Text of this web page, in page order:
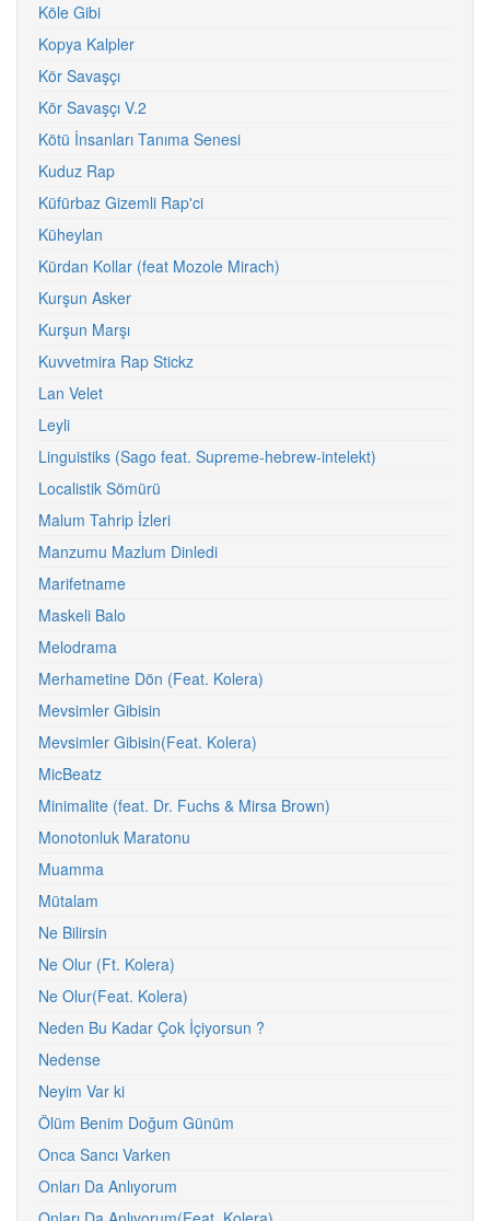
Köle Gibi
Kopya Kalpler
Kör Savaşçı
Kör Savaşçı V.2
Kötü İnsanları Tanıma Senesi
Kuduz Rap
Küfürbaz Gizemli Rap'ci
Küheylan
Kürdan Kollar (feat Mozole Mirach)
Kurşun Asker
Kurşun Marşı
Kuvvetmira Rap Stickz
Lan Velet
Leyli
Linguistiks (Sago feat. Supreme-hebrew-intelekt)
Localistik Sömürü
Malum Tahrip İzleri
Manzumu Mazlum Dinledi
Marifetname
Maskeli Balo
Melodrama
Merhametine Dön (Feat. Kolera)
Mevsimler Gibisin
Mevsimler Gibisin(Feat. Kolera)
MicBeatz
Minimalite (feat. Dr. Fuchs & Mirsa Brown)
Monotonluk Maratonu
Muamma
Mütalam
Ne Bilirsin
Ne Olur (Ft. Kolera)
Ne Olur(Feat. Kolera)
Neden Bu Kadar Çok İçiyorsun ?
Nedense
Neyim Var ki
Ölüm Benim Doğum Günüm
Onca Sancı Varken
Onları Da Anlıyorum